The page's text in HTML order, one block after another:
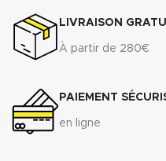
LIVRAISON
À partir de 280€
PAIEMENT
en ligne